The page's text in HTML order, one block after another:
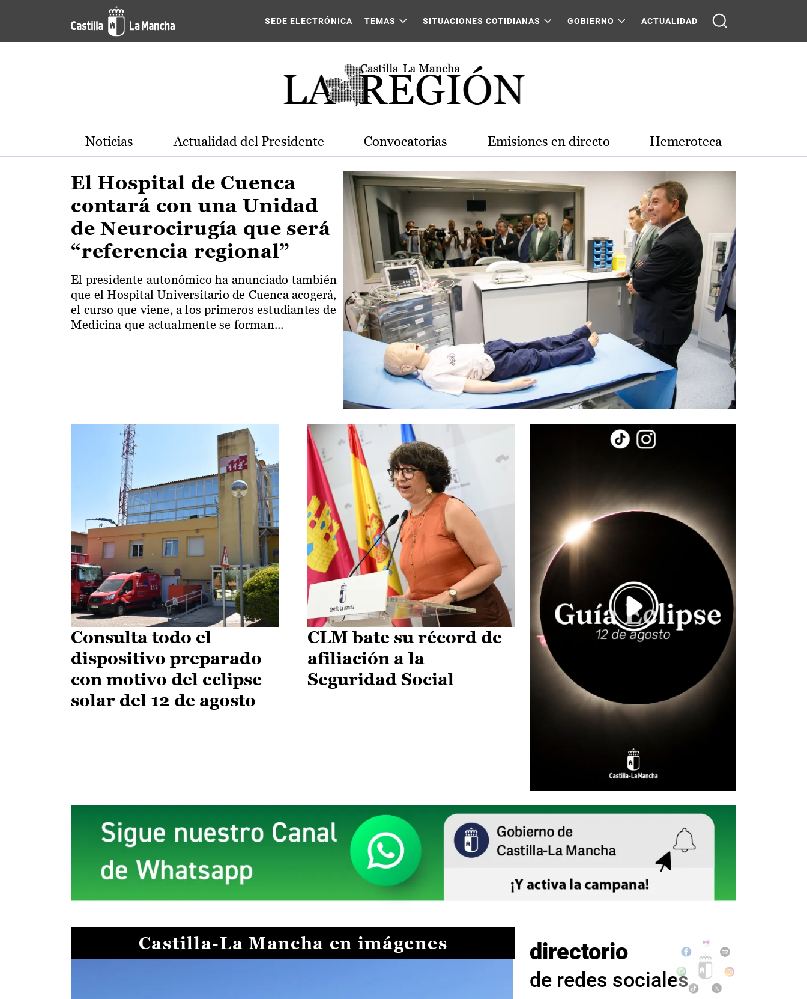
Pasar al contenido principal
Actualidad de la región de Castilla-La Mancha
SEDE ELECTRÓNICA TEMAS SITUACIONES COTIDIANAS GOBIERNO ACTUALIDAD
Noticias Actualidad del Presidente Convocatorias Emisiones en directo Hemeroteca
El Hospital de Cuenca
contará con una Unidad
de Neurocirugía que será
“referencia regional”
El presidente autonómico ha anunciado también
que el Hospital Universitario de Cuenca acogerá,
el curso que viene, a los primeros estudiantes de
Medicina que actualmente se forman...
Consulta todo el
dispositivo preparado
con motivo del eclipse
solar del 12 de agosto
CLM bate su récord de
afiliación a la
Seguridad Social
Castilla-La Mancha en imágenes directorio
de redes sociales